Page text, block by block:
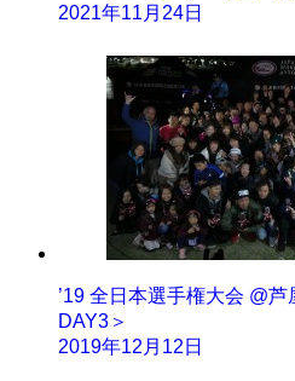
2021年11月24日
’19 全日本選手権大会 @
DAY3＞
2019年12月12日